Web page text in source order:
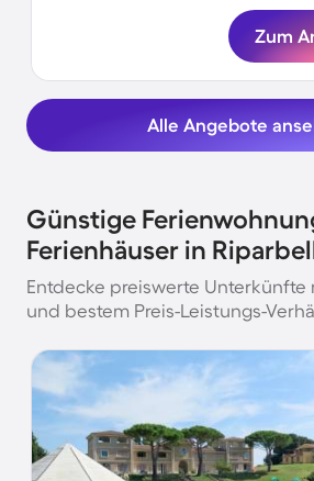
Zum
Alle Angebote
Günstige
Ferienhäuser in
Entdecke preiswerte
und bestem Preis-Leistungs-